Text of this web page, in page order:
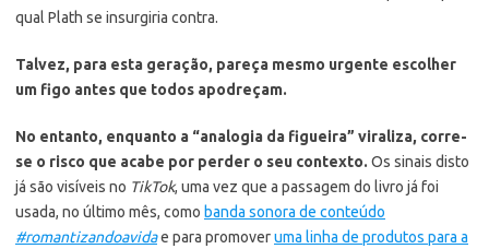
qual Plath se insurgiria contra.
Talvez, para esta geração, pareça mesmo urgente escolher
um figo antes que todos apodreçam.
No entanto, enquanto a “analogia da figueira” viraliza, corre-
se o risco que acabe por perder o seu contexto. Os sinais disto
já são visíveis no TikTok, uma vez que a passagem do livro já foi
usada, no último mês, como banda sonora de conteúdo
#romantizandoavidae para promoveruma linha de produtos para a